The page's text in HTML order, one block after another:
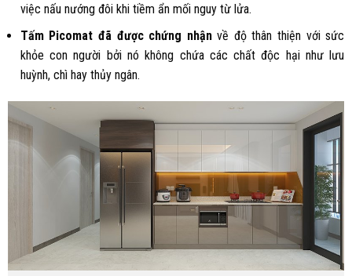
việc nấu nướng đôi khi tiềm ẩn mối nguy từ lửa.
Tấm Picomat đã được chứng nhậnvề độ thân thiện với sức
khỏe con người bởi nó không chứa các chất độc hạinhư lưu
huỳnh, chì hay thủy ngân.